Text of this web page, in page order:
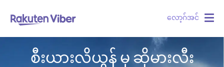
လော့ဂ်အင်
စီးယားလိယွန် မှ ဆိုမားလီး